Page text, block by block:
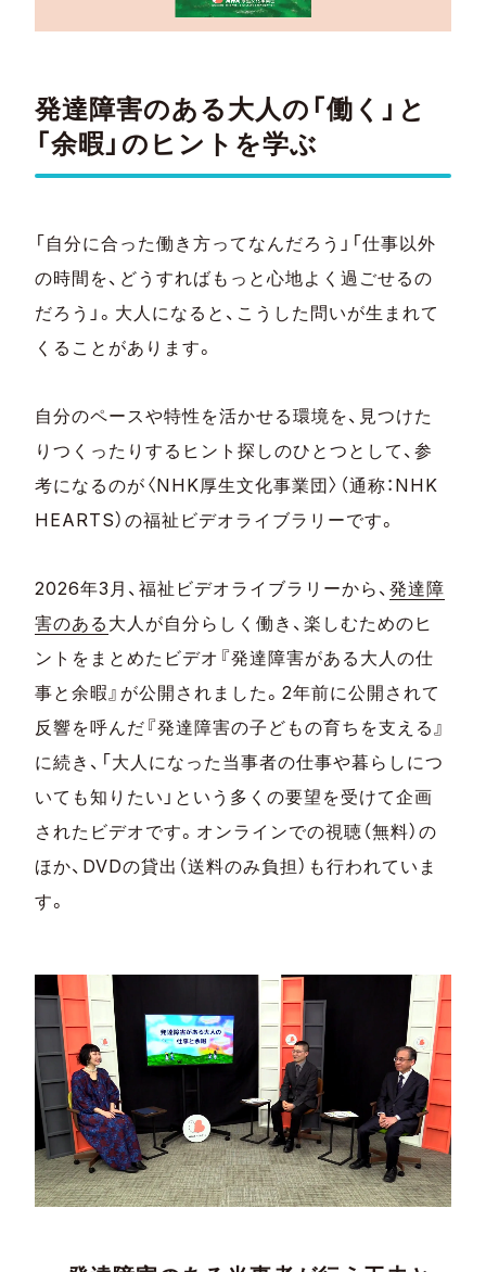
発達障害のある大人の「働く」と
「余暇」のヒントを学ぶ
「自分に合った働き方ってなんだろう」「仕事以外
の時間を、どうすればもっと心地よく過ごせるの
だろう」。大人になると、こうした問いが生まれて
くることがあります。
自分のペースや特性を活かせる環境を、見つけた
りつくったりするヒント探しのひとつとして、参
考になるのが〈NHK厚生文化事業団〉（通称：NHK
HEARTS）の福祉ビデオライブラリーです。
2026年3月、福祉ビデオライブラリーから、発達障
害のある 大人が自分らしく働き、楽しむためのヒ
ントをまとめたビデオ『発達障害がある大人の仕
事と余暇』が公開されました。2年前に公開されて
反響を呼んだ『発達障害の子どもの育ちを支える』
に続き、「大人になった当事者の仕事や暮らしにつ
いても知りたい」という多くの要望を受けて企画
されたビデオです。オンラインでの視聴（無料）の
ほか、DVDの貸出（送料のみ負担）も行われていま
す。